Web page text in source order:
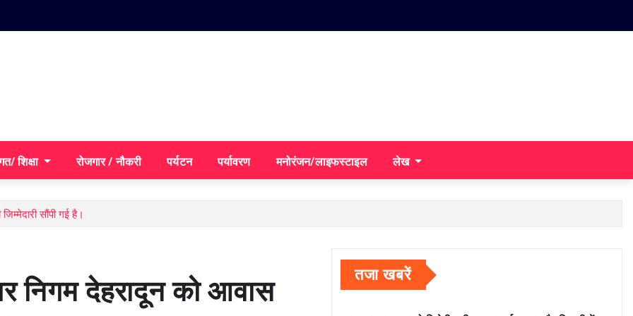
शिक्षा रोजगार / नौकरी पर्यटन पर्यावरण मनोरंजन/लाइफस्टाइल लेख
सौंपी गई है।
निगम देहरादून को आवास तजा खबरें